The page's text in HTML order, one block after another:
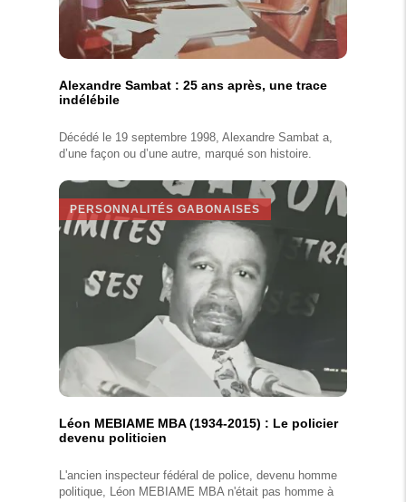
Alexandre Sambat : 25 ans après, une trace
indélébile
Décédé le 19 septembre 1998, Alexandre Sambat a,
d’une façon ou d’une autre, marqué son histoire.
PERSONNALITÉS GABONAISES
Léon MEBIAME MBA (1934-2015) : Le policier
devenu politicien
L'ancien inspecteur fédéral de police, devenu homme
politique, Léon MEBIAME MBA n'était pas homme à